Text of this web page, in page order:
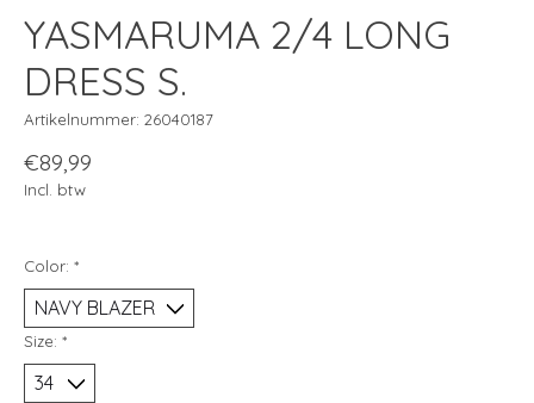
YASMARUMA 2/4 LONG
DRESS S.
Artikelnummer: 26040187
€89,99
Incl. btw
Color: *
Size: *